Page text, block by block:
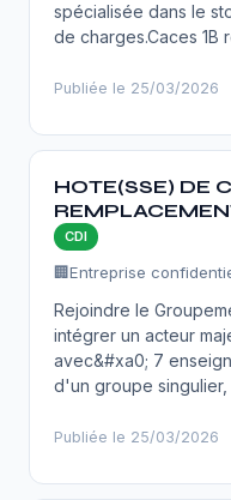
spécialisée dans le
de charges.Caces 1B
Publiée le 25/03/2026
HOTE(SSE) DE
CDI
🏢Entreprise
Rejoindre le
intégrer un acteur
avec&#xa0; 7
d'un groupe
Publiée le 25/03/2026